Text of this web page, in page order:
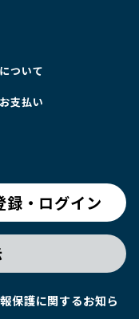
ついて
支払い
録・ログイン
保護に関するお知ら